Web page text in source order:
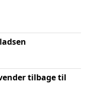
tilbage til